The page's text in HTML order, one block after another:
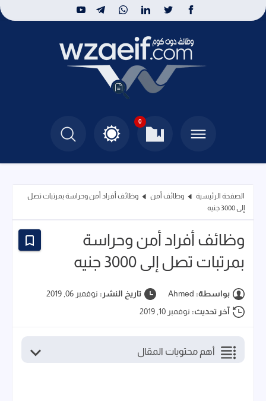
0
الصفحة الرئيسية وظائف أمن
وظائف أفراد أمن وحراسة بمرتبات تصل
إلى 3000 جنيه
وظائف أفراد أمن وحراسة
بمرتبات تصل إلى 3000 جنيه
بواسطة: Ahmed تاريخ النشر: نوفمبر 06, 2019
آخر تحديث: نوفمبر 10, 2019
أهم محتويات المقال